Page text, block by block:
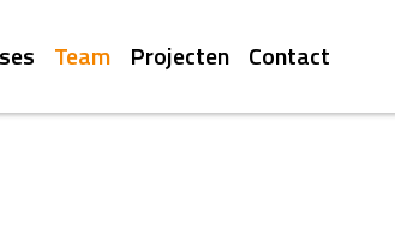
Team Projecten Contact